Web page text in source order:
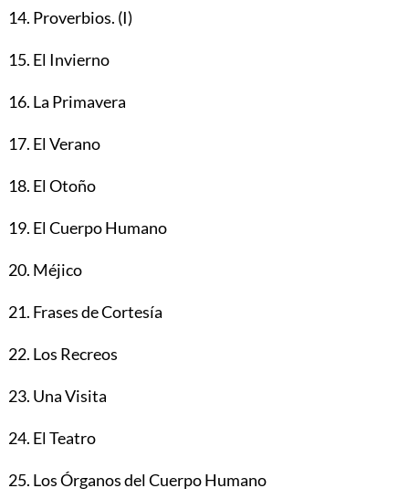
14. Proverbios. (I)
15. El Invierno
16. La Primavera
17. El Verano
18. El Otoño
19. El Cuerpo Humano
20. Méjico
21. Frases de Cortesía
22. Los Recreos
23. Una Visita
24. El Teatro
25. Los Órganos del Cuerpo Humano